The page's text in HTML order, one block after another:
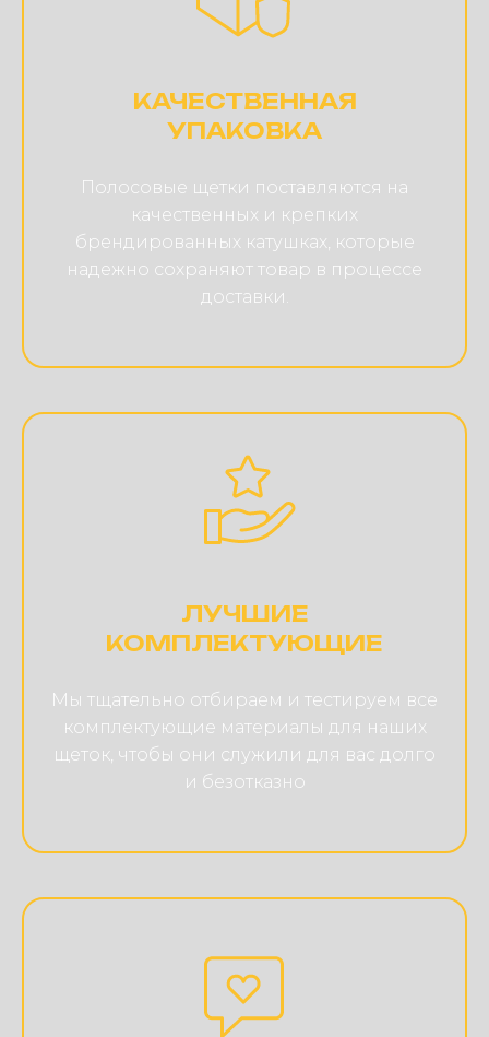
КАЧЕСТВЕННАЯ
УПАКОВКА
Полосовые щетки поставляются на
качественных и крепких
брендированных катушках, которые
надежно сохраняют товар в процессе
доставки.
ЛУЧШИЕ
КОМПЛЕКТУЮЩИЕ
Мы тщательно отбираем и тестируем все
комплектующие материалы для наших
щеток, чтобы они служили для вас долго
и безотказно